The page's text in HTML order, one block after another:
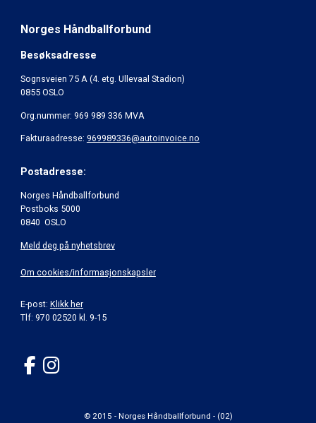
Norges Håndballforbund
Besøksadresse
Sognsveien 75 A (4. etg. Ullevaal Stadion)
0855 OSLO
Org.nummer: 969 989 336 MVA
Fakturaadresse: 969989336@autoinvoice.no
Postadresse:
Norges Håndballforbund
Postboks 5000
0840 OSLO
Meld deg på nyhetsbrev
Om cookies/informasjonskapsler
E-post: Klikk her
Tlf: 970 02520 kl. 9-15
© 2015 - Norges Håndballforbund - (02)